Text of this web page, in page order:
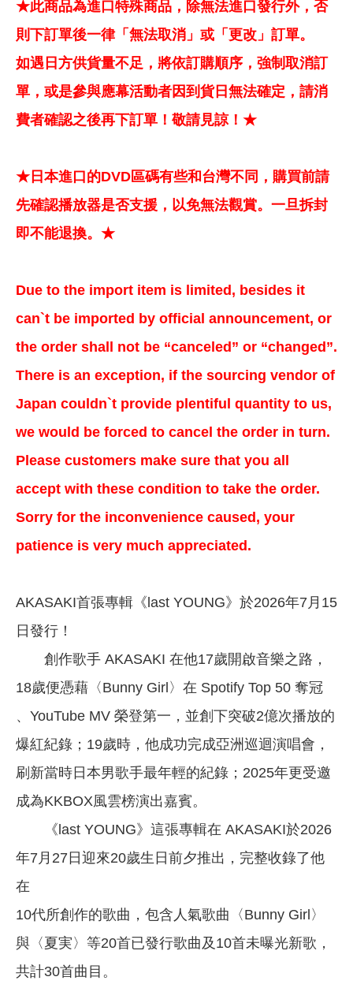
★此商品為進口特殊商品，除無法進口發行外，否
則下訂單後一律「無法取消」或「更改」訂單。
如遇日方供貨量不足，將依訂購順序，強制取消訂
單，或是參與應幕活動者因到貨日無法確定，請消
費者確認之後再下訂單！敬請見諒！★
★日本進口的DVD區碼有些和台灣不同，購買前請
先確認播放器是否支援，以免無法觀賞。一旦拆封
即不能退換。★
Due to the import item is limited, besides it
can`t be imported by official announcement, or
the order shall not be “canceled” or “changed”.
There is an exception, if the sourcing vendor of
Japan couldn`t provide plentiful quantity to us,
we would be forced to cancel the order in turn.
Please customers make sure that you all
accept with these condition to take the order.
Sorry for the inconvenience caused, your
patience is very much appreciated.
AKASAKI首張專輯《last YOUNG》於2026年7月15
日發行！
創作歌手 AKASAKI 在他17歲開啟音樂之路，
18歲便憑藉〈Bunny Girl〉在 Spotify Top 50 奪冠
、YouTube MV 榮登第一，並創下突破2億次播放的
爆紅紀錄；19歲時，他成功完成亞洲巡迴演唱會，
刷新當時日本男歌手最年輕的紀錄；2025年更受邀
成為KKBOX風雲榜演出嘉賓。
《last YOUNG》這張專輯在 AKASAKI於2026
年7月27日迎來20歲生日前夕推出，完整收錄了他
在
10代所創作的歌曲，包含人氣歌曲〈Bunny Girl〉
與〈夏実〉等20首已發行歌曲及10首未曝光新歌，
共計30首曲目。